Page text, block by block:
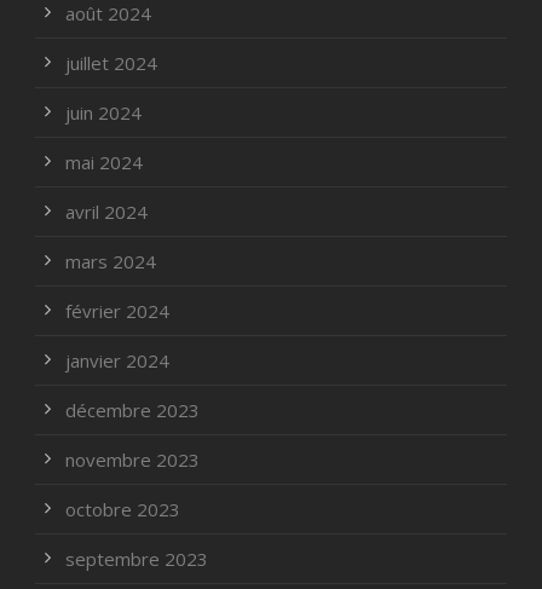
août 2024
juillet 2024
juin 2024
mai 2024
avril 2024
mars 2024
février 2024
janvier 2024
décembre 2023
novembre 2023
octobre 2023
septembre 2023